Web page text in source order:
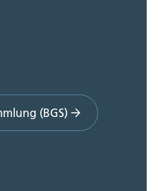
(BGS)